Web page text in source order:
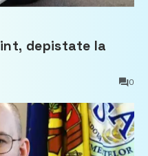
depistate la
0